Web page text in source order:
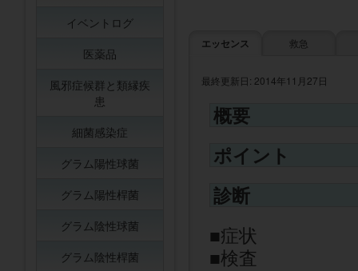
エッセンス 救急
最終更新日: 2014年11月27日
概要
ポイント
診断
症状
検査
イベントログ
医薬品
風邪症候群と類縁疾
患
細菌感染症
グラム陽性球菌
グラム陽性桿菌
グラム陰性球菌
グラム陰性桿菌